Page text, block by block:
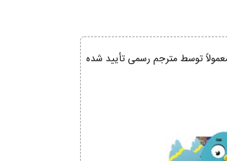
توسط مترجم رسمی تأیید شده